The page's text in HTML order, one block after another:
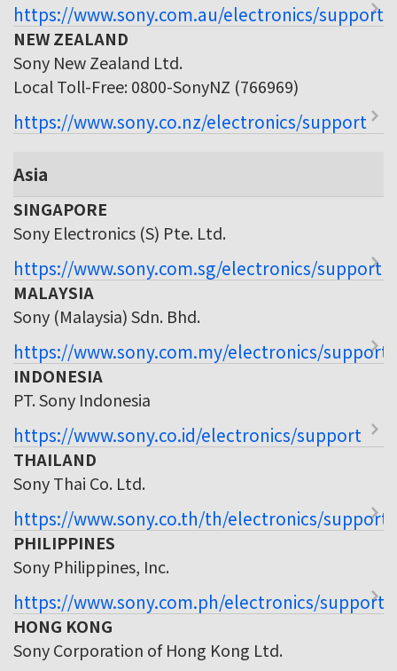
https://www.sony.com.au/electronics/support
NEW ZEALAND
Sony New Zealand Ltd.
Local Toll-Free: 0800-SonyNZ (766969)
https://www.sony.co.nz/electronics/support
Asia
SINGAPORE
Sony Electronics (S) Pte. Ltd.
https://www.sony.com.sg/electronics/support
MALAYSIA
Sony (Malaysia) Sdn. Bhd.
https://www.sony.com.my/electronics/support
INDONESIA
PT. Sony Indonesia
https://www.sony.co.id/electronics/support
THAILAND
Sony Thai Co. Ltd.
https://www.sony.co.th/th/electronics/support
PHILIPPINES
Sony Philippines, Inc.
https://www.sony.com.ph/electronics/support
HONG KONG
Sony Corporation of Hong Kong Ltd.